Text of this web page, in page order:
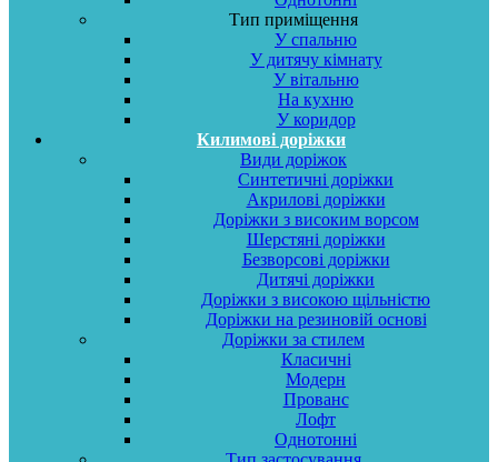
Тип приміщення
У спальню
У дитячу кімнату
У вітальню
На кухню
У коридор
Килимові доріжки
Види доріжок
Синтетичні доріжки
Акрилові доріжки
Доріжки з високим ворсом
Шерстяні доріжки
Безворсові доріжки
Дитячі доріжки
Доріжки з високою щільністю
Доріжки на резиновій основі
Доріжки за стилем
Класичні
Модерн
Прованс
Лофт
Однотонні